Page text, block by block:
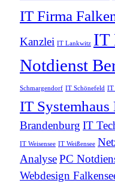
IT Firma
Kanzlei IT Lankwitz IT
Notdienst
Schmargendorf IT Schönefeld IT
IT Systemhaus
Brandenburg IT
IT Weisensee IT Weißensee
AnalysePC
Webdesign